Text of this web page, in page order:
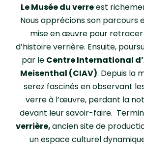
Le Musée du verreest
Nous apprécions son parcours
mise en œuvre pour retracer
d’histoire verrière. Ensuite,
par le Centre International
Meisenthal (CIAV). Depuis la
serez fascinés en observant
verre à l’œuvre, perdant la
devant leur savoir-faire.
verrière,ancien site de
un espace culturel